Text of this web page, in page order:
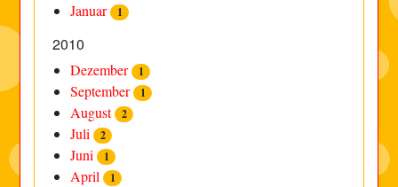
Januar 1
2010
Dezember 1
September 1
August 2
Juli 2
Juni 1
April 1